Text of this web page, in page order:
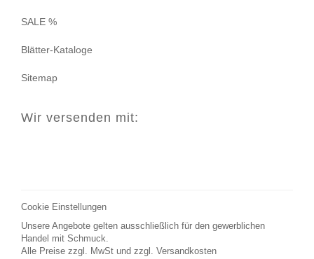
SALE %
Blätter-Kataloge
Sitemap
Wir versenden mit:
Cookie Einstellungen
Unsere Angebote gelten ausschließlich für den gewerblichen
Handel mit Schmuck.
Alle Preise zzgl. MwSt und zzgl. Versandkosten